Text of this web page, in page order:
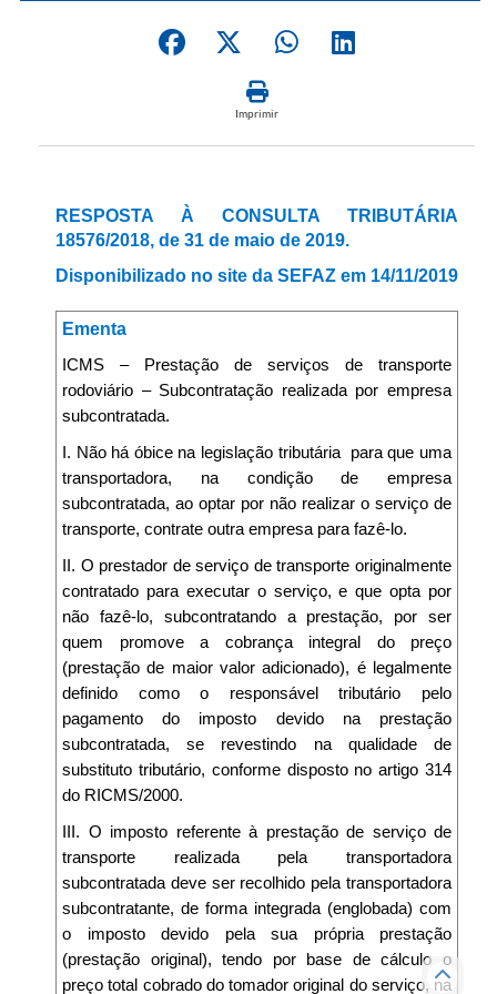
Imprimir
RESPOSTA À CONSULTA TRIBUTÁRIA
18576/2018, de 31 de maio de 2019.
Disponibilizado no site da SEFAZ em 14/11/2019
Ementa
ICMS – Prestação de serviços de transporte
rodoviário – Subcontratação realizada por empresa
subcontratada.
I. Não há óbice na legislação tributária
para que uma
transportadora, na condição de empresa
subcontratada, ao optar por não realizar o serviço de
transporte, contrate outra empresa para fazê-lo.
II. O prestador de serviço de transporte originalmente
contratado para executar o serviço, e que opta por
não fazê-lo, subcontratando a prestação, por ser
quem promove a cobrança integral do preço
(prestação de maior valor adicionado), é legalmente
definido como o responsável tributário pelo
pagamento do imposto devido na prestação
subcontratada, se revestindo na qualidade de
substituto tributário, conforme disposto no artigo 314
do RICMS/2000.
III. O imposto referente à prestação de serviço de
transporte realizada pela transportadora
subcontratada deve ser recolhido pela transportadora
subcontratante, de forma integrada (englobada) com
o imposto devido pela sua própria prestação
(prestação original), tendo por base de cálculo o
preço total cobrado do tomador original do serviço, na